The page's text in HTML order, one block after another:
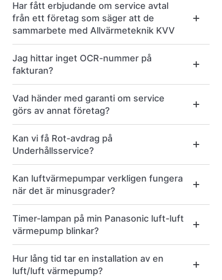
Har fått erbjudande om service avtal
från ett företag som säger att de
sammarbete med Allvärmeteknik KVV
Jag hittar inget OCR-nummer på
fakturan?
Vad händer med garanti om service
görs av annat företag?
Kan vi få Rot-avdrag på
Underhållsservice?
Kan luftvärmepumpar verkligen fungera
när det är minusgrader?
Timer-lampan på min Panasonic luft-luft
värmepump blinkar?
Hur lång tid tar en installation av en
luft/luft värmepump?